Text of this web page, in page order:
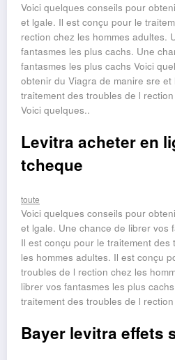
Voici quelques conseils pour
et lgale. Il est conçu pour le
rection chez les hommes adultes.
fantasmes les plus cachs. Une
fantasmes les plus cachs Voici
obtenir du Viagra de manire sre
traitement des troubles de l
Voici quelques..
Levitra acheter en
tcheque
toute
Voici quelques conseils pour
et lgale. Une chance de librer vos
Il est conçu pour le traitement
les hommes adultes. Il est conçu
troubles de l rection chez les
librer vos fantasmes les plus
traitement des troubles de l
Bayer levitra effets